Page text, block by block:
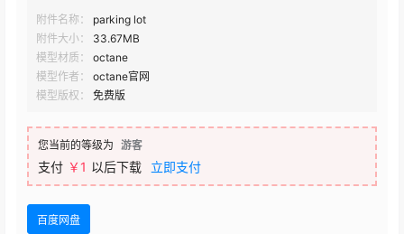
附件名称：
parking lot
附件大小：
33.67MB
模型材质：
octane
模型作者：
octane官网
模型版权：
免费版
您当前的等级为 游客
支付 ￥1 以后下载 立即支付
百度网盘